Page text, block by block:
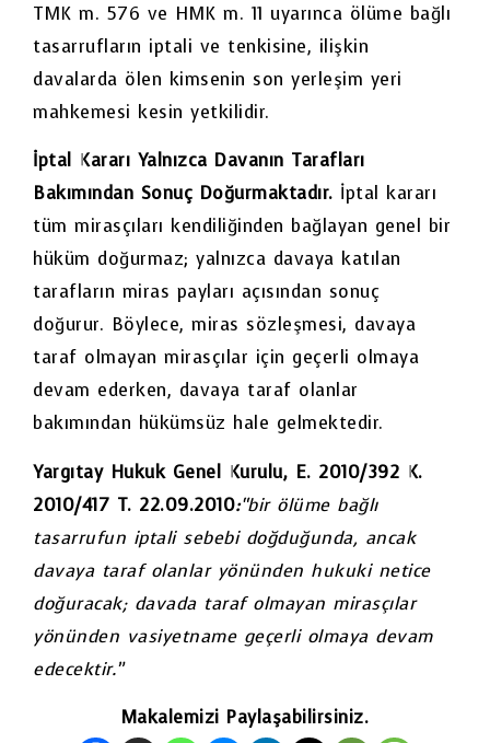
TMK m. 576 ve HMK m. 11 uyarınca ölüme bağlı
tasarrufların iptali ve tenkisine, ilişkin
davalarda ölen kimsenin son yerleşim yeri
mahkemesi kesin yetkilidir.
İptal Kararı Yalnızca Davanın Tarafları
Bakımından Sonuç Doğurmaktadır. İptal kararı
tüm mirasçıları kendiliğinden bağlayan genel bir
hüküm doğurmaz; yalnızca davaya katılan
tarafların miras payları açısından sonuç
doğurur. Böylece, miras sözleşmesi, davaya
taraf olmayan mirasçılar için geçerli olmaya
devam ederken, davaya taraf olanlar
bakımından hükümsüz hale gelmektedir.
Yargıtay Hukuk Genel Kurulu, E. 2010/392 K.
2010/417 T. 22.09.2010:“bir ölüme bağlı
tasarrufun iptali sebebi doğduğunda, ancak
davaya taraf olanlar yönünden hukuki netice
doğuracak; davada taraf olmayan mirasçılar
yönünden vasiyetname geçerli olmaya devam
edecektir.”
Makalemizi Paylaşabilirsiniz.